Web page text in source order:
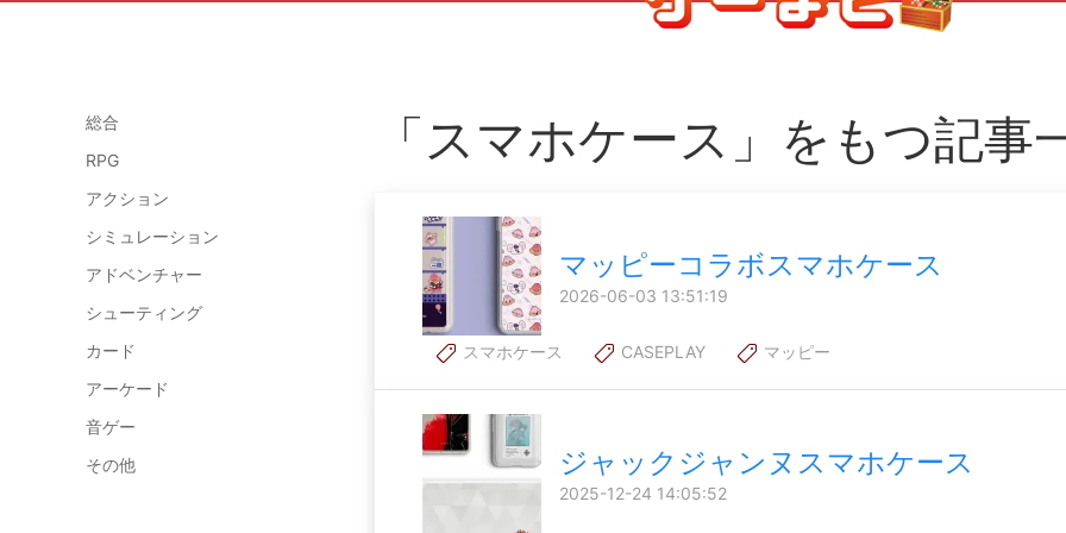
総合
RPG
アクション
シミュレーション
アドベンチャー
シューティング
カード
アーケード
音ゲー
その他
「スマホケース」をもつ記事
マッピーコラボスマホケース
2026-06-03 13:51:19
スマホケース CASEPLAY マッピー
ジャックジャンヌスマホケース
2025-12-24 14:05:52